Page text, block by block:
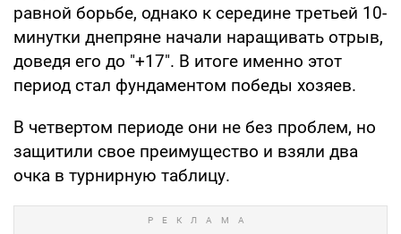
равной борьбе, однако к середине третьей 10-
минутки днепряне начали наращивать отрыв,
доведя его до "+17". В итоге именно этот
период стал фундаментом победы хозяев.
В четвертом периоде они не без проблем, но
защитили свое преимущество и взяли два
очка в турнирную таблицу.